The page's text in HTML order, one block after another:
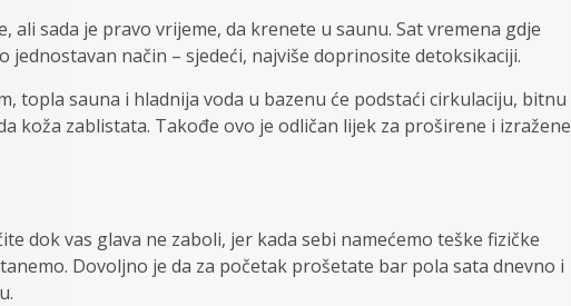
ali sada je pravo vrijeme, da krenete u saunu. Sat vremena gdje
jednostavan način – sjedeći, najviše doprinosite detoksikaciji.
topla sauna i hladnija voda u bazenu će podstaći cirkulaciju, bitnu
koža zablistata. Takođe ovo je odličan lijek za proširene i izražene
dok vas glava ne zaboli, jer kada sebi namećemo teške fizičke
Dovoljno je da za početak prošetate bar pola sata dnevno i